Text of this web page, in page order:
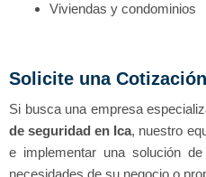
Viviendas y condominios
Solicite una Cotización
Si busca una empresa
de seguridad en Ica, nuestro
e implementar una solución
necesidades de su negocio o